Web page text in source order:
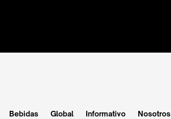
Bebidas Global Informativo Nosotros